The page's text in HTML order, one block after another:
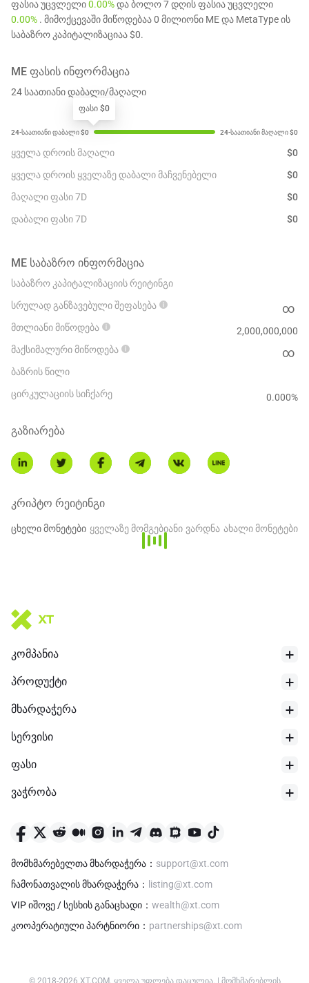
ფასია უცვლელი0.00%და ბოლო 7 დღის ფასია უცვლელი
0.00% . მიმოქცევაში მიწოდებაა 0 მილიონი ME და MetaType ის
საბაზრო კაპიტალიზაციაა $0.
ME ᲤᲐᲡᲘᲡ ᲘᲜᲤᲝᲠᲛᲐᲪᲘᲐ
24 საათიანი დაბალი/მაღალი
ფასი $0
ყველა დროის მაღალი $0
ყველა დროის ყველაზე დაბალი მაჩვენებელი
$0
მაღალი ფასი 7D
$0
დაბალი ფასი 7D
$0
ME ᲡᲐᲑᲐᲖᲠᲝ ᲘᲜᲤᲝᲠᲛᲐᲪᲘᲐ
საბაზრო კაპიტალიზაციის რეიტინგი
სრულად განზავებული შეფასება
∞
მთლიანი მიწოდება
2,000,000,000
მაქსიმალური მიწოდება
∞
ბაზრის წილი
ცირკულაციის სიჩქარე
0.000%
გაზიარება
კრიპტო რეიტინგი
ცხელი მონეტები ყველაზე მომგებიანი ვარდნა ახალი მონეტები
კომპანია
პროდუქტი
მხარდაჭერა
სერვისი
ფასი
ვაჭრობა
მომხმარებელთა მხარდაჭერა ： support@xt.com
ჩამონათვალის მხარდაჭერა ：
listing@xt.com
VIP იშოვე / სესხის განაცხადი ： wealth@xt.com
კოოპერატიული პარტნიორი ： partnerships@xt.com
© 2018-2026 XT.COM ყველა უფლება დაცულია. მომხმარებლის